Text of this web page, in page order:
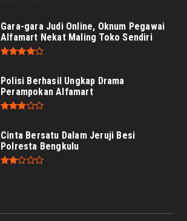
Gara-gara Judi Online, Oknum Pegawai
Alfamart Nekat Maling Toko Sendiri
Polisi Berhasil Ungkap Drama
Perampokan Alfamart
Cinta Bersatu Dalam Jeruji Besi
Polresta Bengkulu